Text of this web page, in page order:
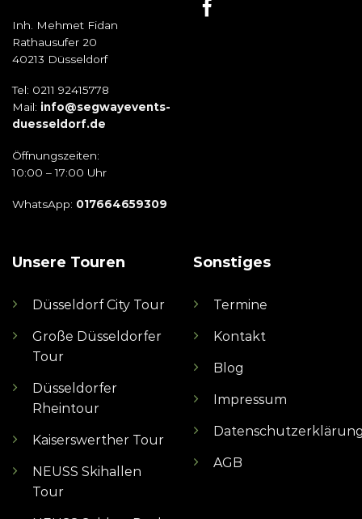
Inh. Mehmet Fidan
Rathausufer 20
40213 Düsseldorf
Tel: 0211 92415778
Mail: info@segwayevents-
duesseldorf.de
Öffnungszeiten:
10:00 – 17:00 Uhr
WhatsApp: 017664659309
Unsere Touren
Düsseldorf City Tour
Große Düsseldorfer
Tour
Düsseldorfer
Rheintour
Kaiserswerther Tour
NEUSS Skihallen
Tour
Sonstiges
Termine
Kontakt
Blog
Impressum
AGB